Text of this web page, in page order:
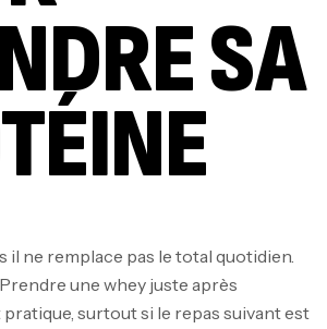
SA
il ne remplace pas le total quotidien.
une whey juste après
surtout si le repas suivant est